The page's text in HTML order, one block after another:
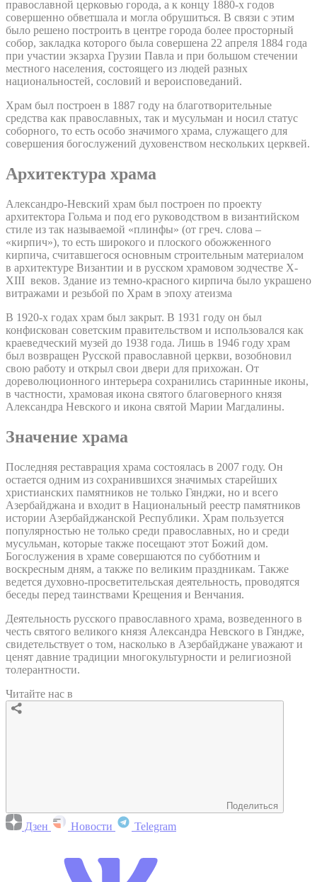
православной церковью города, а к концу 1880-х годов
совершенно обветшала и могла обрушиться. В связи с этим
было решено построить в центре города более просторный
собор, закладка которого была совершена 22 апреля 1884 года
при участии экзарха Грузии Павла и при большом стечении
местного населения, состоящего из людей разных
национальностей, сословий и вероисповеданий.
Храм был построен в 1887 году на благотворительные
средства как православных, так и мусульман и носил статус
соборного, то есть особо значимого храма, служащего для
совершения богослужений духовенством нескольких церквей.
Архитектура храма
Александро-Невский храм был построен по проекту
архитектора Гольма и под его руководством в византийском
стиле из так называемой «плинфы» (от греч. слова –
«кирпич»), то есть широкого и плоского обожженного
кирпича, считавшегося основным строительным материалом
в архитектуре Византии и в русском храмовом зодчестве X-
XIII веков. Здание из темно-красного кирпича было украшено
витражами и резьбой по Храм в эпоху атеизма
В 1920-х годах храм был закрыт. В 1931 году он был
конфискован советским правительством и использовался как
краеведческий музей до 1938 года. Лишь в 1946 году храм
был возвращен Русской православной церкви, возобновил
свою работу и открыл свои двери для прихожан. От
дореволюционного интерьера сохранились старинные иконы,
в частности, храмовая икона святого благоверного князя
Александра Невского и икона святой Марии Магдалины.
Значение храма
Последняя реставрация храма состоялась в 2007 году. Он
остается одним из сохранившихся значимых старейших
христианских памятников не только Гянджи, но и всего
Азербайджана и входит в Национальный реестр памятников
истории Азербайджанской Республики. Храм пользуется
популярностью не только среди православных, но и среди
мусульман, которые также посещают этот Божий дом.
Богослужения в храме совершаются по субботним и
воскресным дням, а также по великим праздникам. Также
ведется духовно-просветительская деятельность, проводятся
беседы перед таинствами Крещения и Венчания.
Деятельность русского православного храма, возведенного в
честь святого великого князя Александра Невского в Гяндже,
свидетельствует о том, насколько в Азербайджане уважают и
ценят давние традиции многокультурности и религиозной
толерантности.
Читайте нас в
Поделиться
Дзен Новости Telegram